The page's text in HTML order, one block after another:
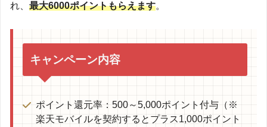
れ、 最大6000ポイントもらえます。
キャンペーン内容
ポイント還元率：500～5,000ポイント付与（※
楽天モバイルを契約するとプラス1,000ポイント